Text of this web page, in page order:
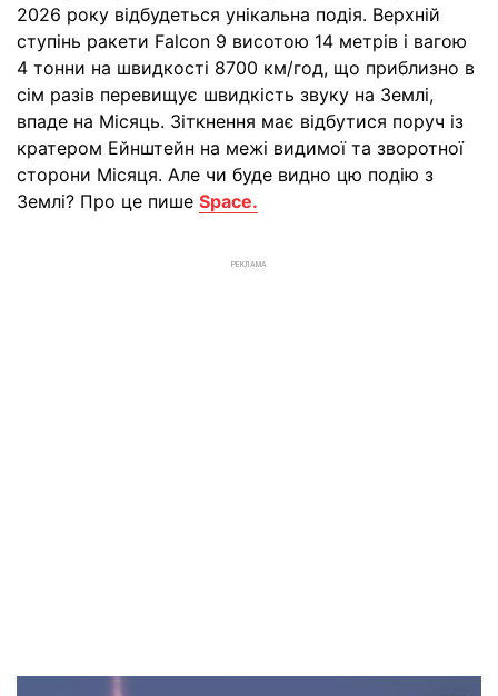
2026 року відбудеться унікальна подія. Верхній
ступінь ракети Falcon 9 висотою 14 метрів і вагою
4 тонни на швидкості 8700 км/год, що приблизно в
сім разів перевищує швидкість звуку на Землі,
впаде на Місяць. Зіткнення має відбутися поруч із
кратером Ейнштейн на межі видимої та зворотної
сторони Місяця. Але чи буде видно цю подію з
Землі? Про це пише Space.
РЕКЛАМА